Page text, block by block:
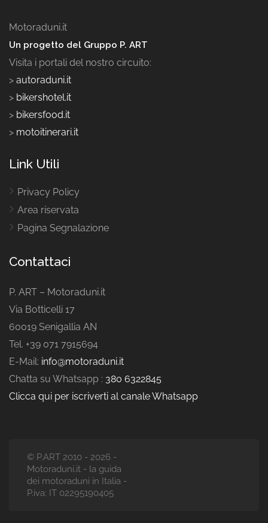
Motoraduni.it
Un progetto del Gruppo P. ART
Visita i portali del nostro circuito:
> autoraduni.it
> bikershotel.it
> bikersfood.it
> motoitinerari.it
Link Utili
Privacy Policy
Area riservata
Pagina Segnalazione
Contattaci
P. ART – Motoraduni.it
Via Botticelli 17
60019 Senigallia AN
Tel. +39 071 7915694
E-Mail: info@motoraduni.it
Chatta su Whatsapp : 380 6322845
Clicca qui per iscriverti al canale Whatsapp
© P.ART 2010 - 2026 -
Motoraduni.it - la guida
dei motoraduni in Italia -
P.iva: IT 02295190405